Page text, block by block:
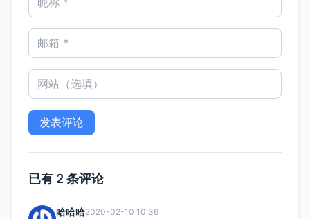
已有 2 条评论
哈哈哈2020-02-10 10:36